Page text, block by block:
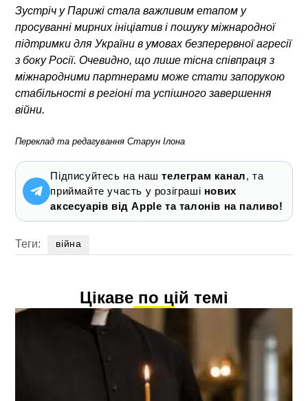
Зустріч у Парижі стала важливим етапом у
просуванні мирних ініціатив і пошуку міжнародної
підтримки для України в умовах безперервної агресії
з боку Росії. Очевидно, що лише тісна співпраця з
міжнародними партнерами може стати запорукою
стабільності в регіоні та успішного завершення
війни.
Переклад та редагування Старун Ілона
Підписуйтесь на наштелеграм канал, та
приймайте участь у розіграші нових
аксесуарів від Apple та талонів на паливо!
Теги: війна
Цікаве по цій темі